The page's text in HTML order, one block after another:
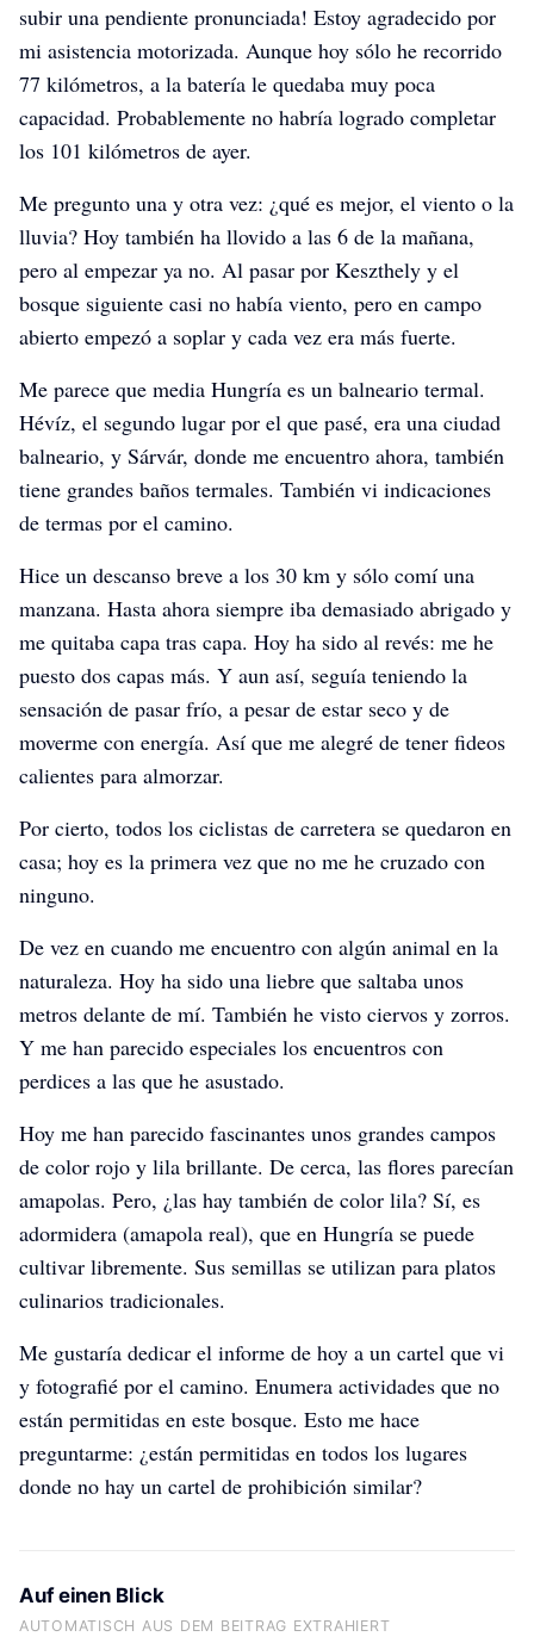
Pannonientour
Pannonientour
subir una pendiente pronunciada! Estoy agradecido por
mi asistencia motorizada. Aunque hoy sólo he recorrido
77 kilómetros, a la batería le quedaba muy poca
capacidad. Probablemente no habría logrado completar
los 101 kilómetros de ayer.
Me pregunto una y otra vez: ¿qué es mejor, el viento o la
lluvia? Hoy también ha llovido a las 6 de la mañana,
pero al empezar ya no. Al pasar por Keszthely y el
bosque siguiente casi no había viento, pero en campo
abierto empezó a soplar y cada vez era más fuerte.
Me parece que media Hungría es un balneario termal.
Hévíz, el segundo lugar por el que pasé, era una ciudad
balneario, y Sárvár, donde me encuentro ahora, también
tiene grandes baños termales. También vi indicaciones
de termas por el camino.
Hice un descanso breve a los 30 km y sólo comí una
manzana. Hasta ahora siempre iba demasiado abrigado y
me quitaba capa tras capa. Hoy ha sido al revés: me he
puesto dos capas más. Y aun así, seguía teniendo la
sensación de pasar frío, a pesar de estar seco y de
moverme con energía. Así que me alegré de tener fideos
calientes para almorzar.
Por cierto, todos los ciclistas de carretera se quedaron en
casa; hoy es la primera vez que no me he cruzado con
ninguno.
De vez en cuando me encuentro con algún animal en la
naturaleza. Hoy ha sido una liebre que saltaba unos
metros delante de mí. También he visto ciervos y zorros.
Y me han parecido especiales los encuentros con
perdices a las que he asustado.
Hoy me han parecido fascinantes unos grandes campos
de color rojo y lila brillante. De cerca, las flores parecían
amapolas. Pero, ¿las hay también de color lila? Sí, es
adormidera (amapola real), que en Hungría se puede
cultivar libremente. Sus semillas se utilizan para platos
culinarios tradicionales.
Me gustaría dedicar el informe de hoy a un cartel que vi
y fotografié por el camino. Enumera actividades que no
están permitidas en este bosque. Esto me hace
preguntarme: ¿están permitidas en todos los lugares
donde no hay un cartel de prohibición similar?
Auf einen Blick
AUTOMATISCH AUS DEM BEITRAG EXTRAHIERT
Pannonientour